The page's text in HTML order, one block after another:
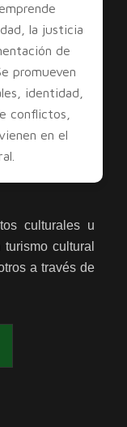
la justicia
de
promueven
identidad,
conflictos,
en el
culturales u
cultural
a través de